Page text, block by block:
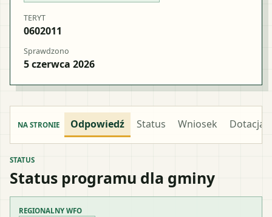
TERYT
0602011
Sprawdzono
5 czerwca 2026
NA STRONIE Odpowiedź Status Wniosek Dotacja
STATUS
Status programu dla gminy
REGIONALNY WFO